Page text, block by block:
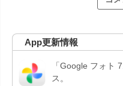
App更新情報
「Google フォト
ス。